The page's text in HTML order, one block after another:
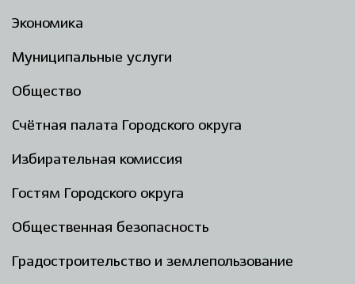
Экономика
Муниципальные услуги
Общество
Счётная палата Городского округа
Избирательная комиссия
Гостям Городского округа
Общественная безопасность
Градостроительство и землепользование